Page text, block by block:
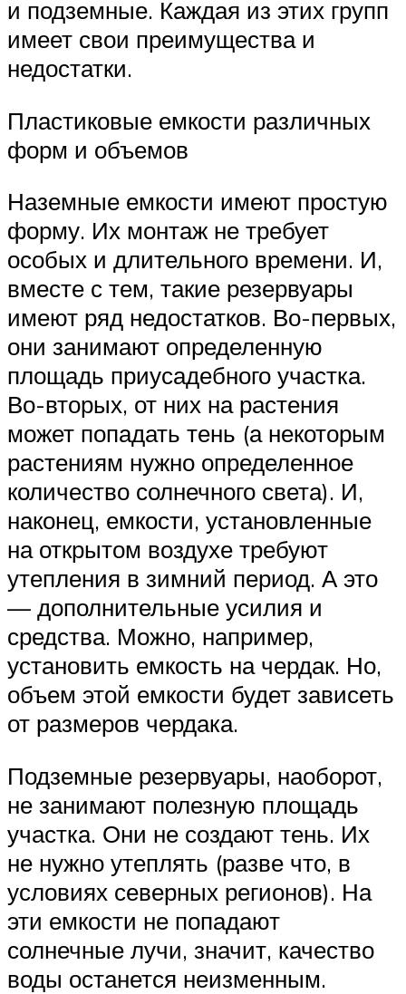
и подземные. Каждая из этих групп
имеет свои преимущества и
недостатки.
Пластиковые емкости различных
форм и объемов
Наземные емкости имеют простую
форму. Их монтаж не требует
особых и длительного времени. И,
вместе с тем, такие резервуары
имеют ряд недостатков. Во-первых,
они занимают определенную
площадь приусадебного участка.
Во-вторых, от них на растения
может попадать тень (а некоторым
растениям нужно определенное
количество солнечного света). И,
наконец, емкости, установленные
на открытом воздухе требуют
утепления в зимний период. А это
— дополнительные усилия и
средства. Можно, например,
установить емкость на чердак. Но,
объем этой емкости будет зависеть
от размеров чердака.
Подземные резервуары, наоборот,
не занимают полезную площадь
участка. Они не создают тень. Их
не нужно утеплять (разве что, в
условиях северных регионов). На
эти емкости не попадают
солнечные лучи, значит, качество
воды останется неизменным.